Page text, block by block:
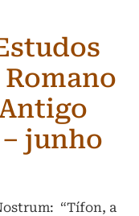
junho
“Tífon, a